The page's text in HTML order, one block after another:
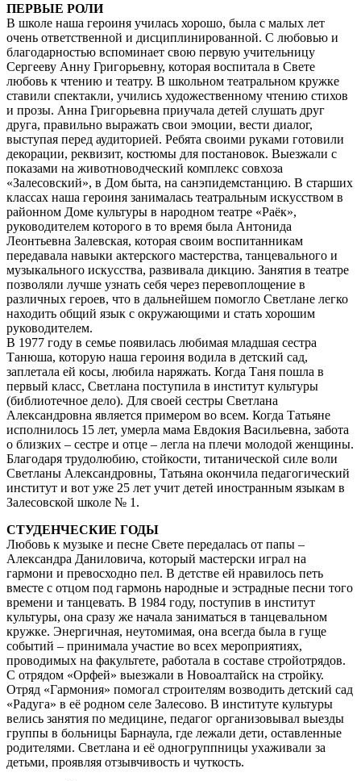
ПЕРВЫЕ РОЛИ
В школе наша героиня училась хорошо, была с малых лет
очень ответственной и дисциплинированной. С любовью и
благодарностью вспоминает свою первую учительницу
Сергееву Анну Григорьевну, которая воспитала в Свете
любовь к чтению и театру. В школьном театральном кружке
ставили спектакли, учились художественному чтению стихов
и прозы. Анна Григорьевна приучала детей слушать друг
друга, правильно выражать свои эмоции, вести диалог,
выступая перед аудиторией. Ребята своими руками готовили
декорации, реквизит, костюмы для постановок. Выезжали с
показами на животноводческий комплекс совхоза
«Залесовский», в Дом быта, на санэпидемстанцию. В старших
классах наша героиня занималась театральным искусством в
районном Доме культуры в народном театре «Раёк»,
руководителем которого в то время была Антонида
Леонтьевна Залевская, которая своим воспитанникам
передавала навыки актерского мастерства, танцевального и
музыкального искусства, развивала дикцию. Занятия в театре
позволяли лучше узнать себя через перевоплощение в
различных героев, что в дальнейшем помогло Светлане легко
находить общий язык с окружающими и стать хорошим
руководителем.
В 1977 году в семье появилась любимая младшая сестра
Танюша, которую наша героиня водила в детский сад,
заплетала ей косы, любила наряжать. Когда Таня пошла в
первый класс, Светлана поступила в институт культуры
(библиотечное дело). Для своей сестры Светлана
Александровна является примером во всем. Когда Татьяне
исполнилось 15 лет, умерла мама Евдокия Васильевна, забота
о близких – сестре и отце – легла на плечи молодой женщины.
Благодаря трудолюбию, стойкости, титанической силе воли
Светланы Александровны, Татьяна окончила педагогический
институт и вот уже 25 лет учит детей иностранным языкам в
Залесовской школе № 1.
СТУДЕНЧЕСКИЕ ГОДЫ
Любовь к музыке и песне Свете передалась от папы –
Александра Даниловича, который мастерски играл на
гармони и превосходно пел. В детстве ей нравилось петь
вместе с отцом под гармонь народные и эстрадные песни того
времени и танцевать. В 1984 году, поступив в институт
культуры, она сразу же начала заниматься в танцевальном
кружке. Энергичная, неутомимая, она всегда была в гуще
событий – принимала участие во всех мероприятиях,
проводимых на факультете, работала в составе стройотрядов.
С отрядом «Орфей» выезжали в Новоалтайск на стройку.
Отряд «Гармония» помогал строителям возводить детский сад
«Радуга» в её родном селе Залесово. В институте культуры
велись занятия по медицине, педагог организовывал выезды
группы в больницы Барнаула, где лежали дети, оставленные
родителями. Светлана и её одногруппницы ухаживали за
детьми, проявляя отзывчивость и чуткость.